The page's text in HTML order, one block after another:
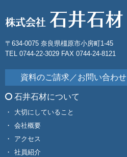
〒634-0075 奈良県橿原市小房町1-45
TEL 0744-22-3029 FAX 0744-24-8121
資料のご請求／お問い合わせ
石井石材について
大切にしていること
会社概要
アクセス
社員紹介